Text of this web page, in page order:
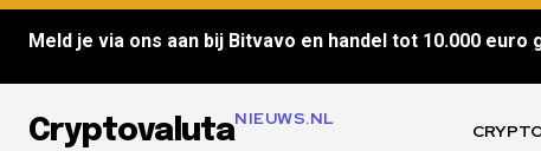
Meld je via ons aan bij Bitvavo en handel tot 10.000 euro
CryptovalutaNIEUWS.NL